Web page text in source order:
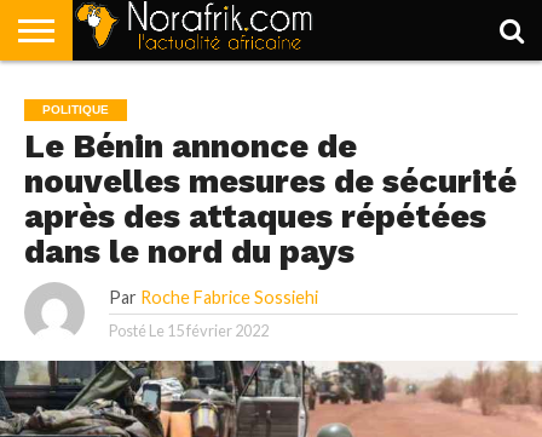
POLITIQUE
SOCIÉTÉ
ECONOMIE
SPORT
LIFESTYLE
POLITIQUE
Le Bénin annonce de
nouvelles mesures de sécurité
après des attaques répétées
dans le nord du pays
Par Roche Fabrice Sossiehi
Posté Le 15 février 2022